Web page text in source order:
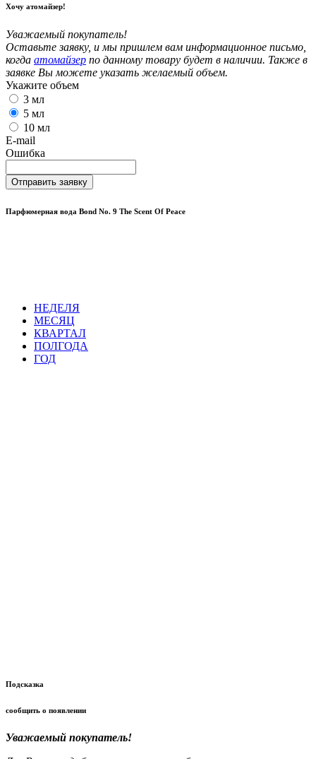
Хочу атомайзер!
Уважаемый покупатель!
Оставьте заявку, и мы пришлем вам информационное письмо,
когда атомайзер по данному товару будет в наличии. Также в
заявке Вы можете указать желаемый объем.
Укажите объем
3 мл
5 мл
10 мл
E-mail
Ошибка
Отправить заявку
Парфюмерная вода Bond No. 9 The Scent Of Peace
НЕДЕЛЯ
МЕСЯЦ
КВАРТАЛ
ПОЛГОДА
ГОД
Подсказка
сообщить о появлении
Уважаемый покупатель!